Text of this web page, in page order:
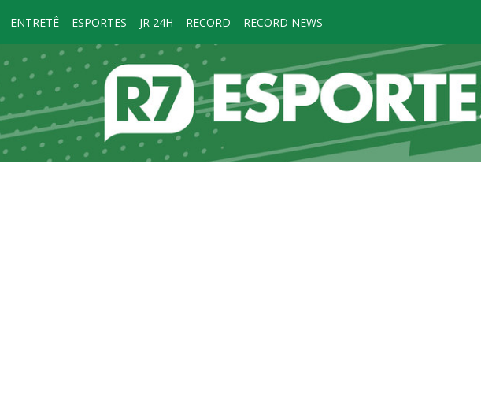
ENTRETÊ ESPORTES JR 24H RECORD RECORD NEWS